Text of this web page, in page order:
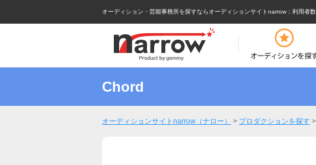
オーディション・芸能事務所を探すならオーディションサイトnarrow ：利用者
Chord
オーディションサイトnarrow（ナロー） > プロダクションを探す >